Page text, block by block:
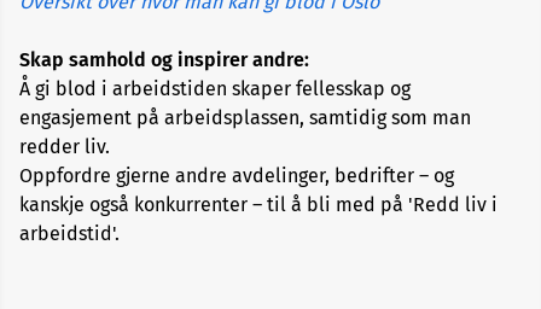
Skap samhold og inspirer andre:
Å gi blod i arbeidstiden skaper fellesskap og
engasjement på arbeidsplassen, samtidig som man
redder liv.
Oppfordre gjerne andre avdelinger, bedrifter – og
kanskje også konkurrenter – til å bli med på 'Redd liv i
arbeidstid'.